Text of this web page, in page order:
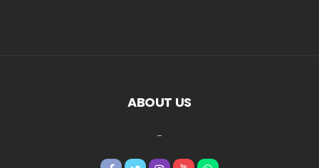
ABOUT US